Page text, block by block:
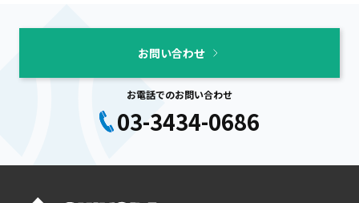
お問い合わせ
お電話でのお問い合わせ
03-3434-0686